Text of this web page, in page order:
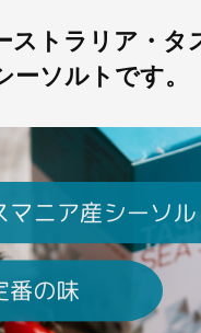
ストラリア・タ
ソルトです。